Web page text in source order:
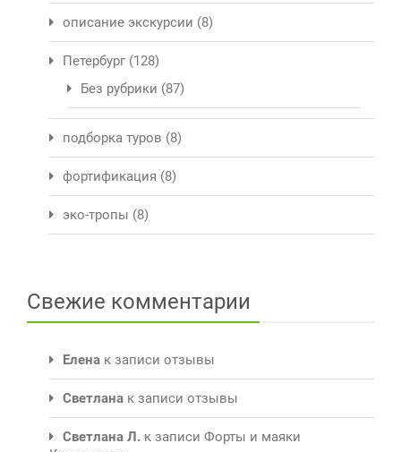
описание экскурсии (8)
Петербург (128)
Без рубрики (87)
подборка туров (8)
фортификация (8)
эко-тропы (8)
Свежие комментарии
Елена к записи отзывы
Светлана к записи отзывы
Светлана Л. к записи Форты и маяки